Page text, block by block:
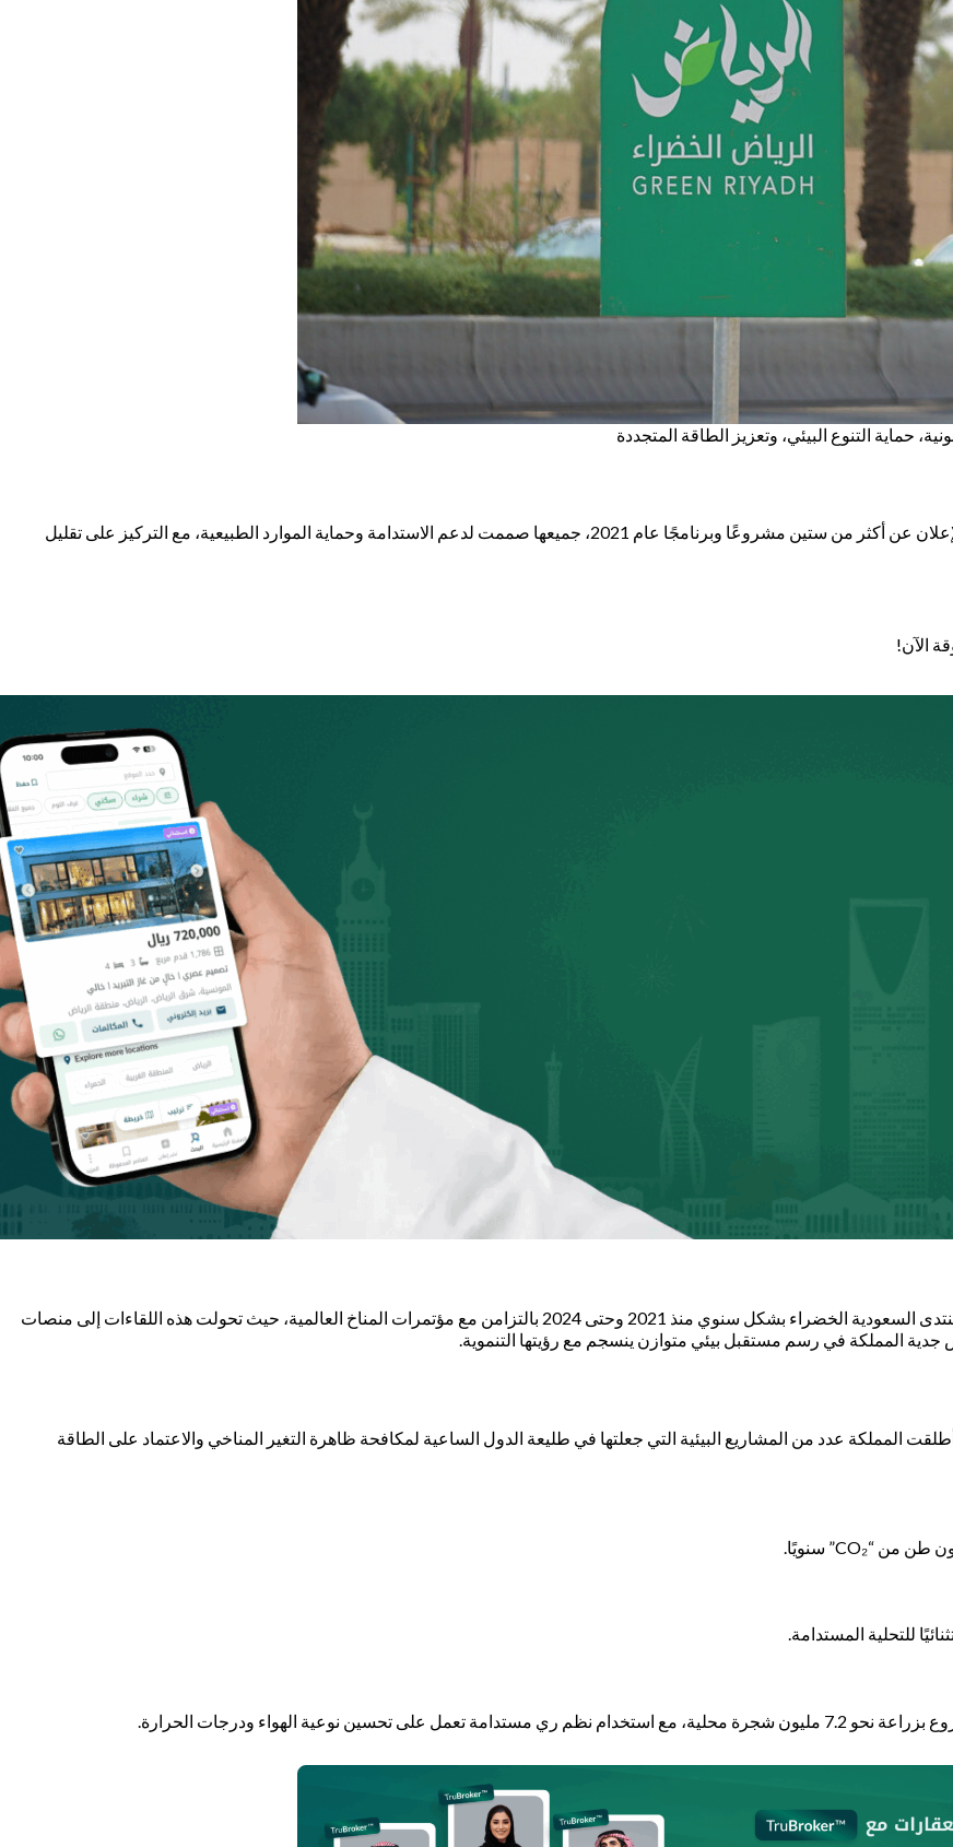
حماية التنوع البيئي، وتعزيز الطاقة المتجددة
يمثل هذا البرنامج ركيزة أساسية ضمن مبادرة السعودية الخضراء. فقد تم الإعلان عن أكثر من ستين مشروعًا وبرنامجًا عام 2021، جميعها صممت لدعم الاستدامة وحماية الموارد الطبيعية، مع التركيز على تقليل
الآن!
تواصل المملكة جهودها في دعم المشاريع البيئية في السعودية ومنها عقد منتدى السعودية الخضراء بشكل سنوي منذ 2021 وحتى 2024 بالتزامن مع مؤتمرات المناخ العالمية، حيث تحولت هذه اللقاءات إلى منصات
المملكة في رسم مستقبل بيئي متوازن ينسجم مع رؤيتها التنموية.
المملكة عدد من المشاريع البيئية التي جعلتها في طليعة الدول الساعية لمكافحة ظاهرة التغير المناخي والاعتماد على الطاقة
الهواء ودرجات الحرارة.